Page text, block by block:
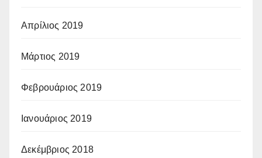
Απρίλιος 2019
Μάρτιος 2019
Φεβρουάριος 2019
Ιανουάριος 2019
Δεκέμβριος 2018